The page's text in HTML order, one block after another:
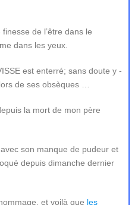
de l’être dans le
dans les yeux.
est enterré; sans doute y -
de ses obsèques …
la mort de mon père
son manque de pudeur et
depuis dimanche dernier
et voilà que les